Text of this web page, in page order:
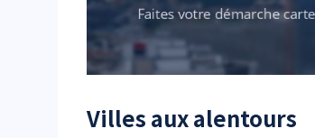
Villes aux alentours